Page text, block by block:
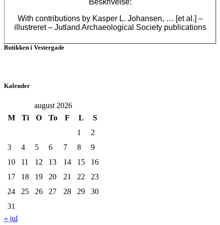
Beskrivelse:
With contributions by Kasper L. Johansen, … [et al.] –
illustreret – Jutland Archaeological Society publications
Butikken i Vestergade
Kalender
august 2026
M
Ti O To F L
S
1
2
3
4 5 6 7 8
9
10
11 12 13 14 15
16
17
18 19 20 21 22
23
24
25 26 27 28 29
30
31
« jul